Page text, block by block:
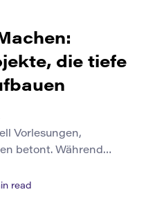
Projekte
denn Architektur
die tiefe
Vorlesungen,
betont. Während
häufig nur ein
read